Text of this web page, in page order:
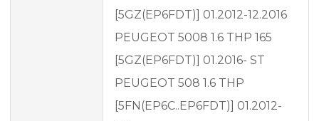
[5GZ(EP6FDT)] 01.2012-12.2016
PEUGEOT 5008 1.6 THP 165
[5GZ(EP6FDT)] 01.2016- ST
PEUGEOT 508 1.6 THP
[5FN(EP6C..EP6FDT)] 01.2012-